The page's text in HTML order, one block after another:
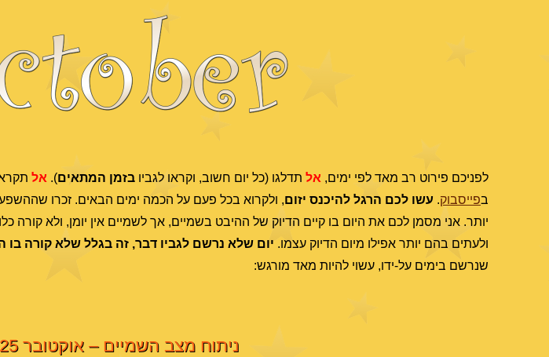
לפניכם פירוט רב מאד לפי ימים, אל תדלגו (כל יום חשוב, וקראו לגביו בזמן המתאים). אל
בפייסבוק. עשו לכם הרגל להיכנס יזום, ולקרוא בכל פעם על הכמה ימים הבאים. זכרו
יותר. אני מסמן לכם את היום בו קיים הדיוק של ההיבט בשמיים, אך לשמיים אין יומן, ולא
ולעתים בהם יותר אפילו מיום הדיוק עצמו. יום שלא נרשם לגביו דבר, זה בגלל שלא קורה בו
שנרשם בימים על-ידו, עשוי להיות מאד מורגש:
ניתוח מצב השמיים – אוקטובר 2025